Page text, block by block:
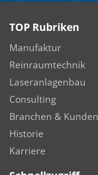
TOP Rubriken
Manufaktur
Reinraumtechnik
Laseranlagenbau
Consulting
Branchen & Kunden
Historie
Karriere